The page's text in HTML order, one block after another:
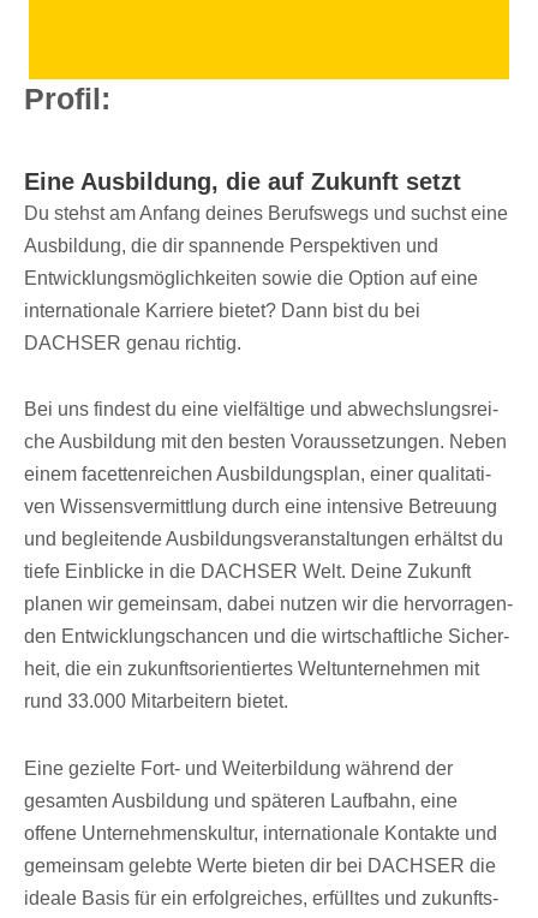
Profil:
Eine Ausbil­dung, die auf Zukunft setzt
Du stehst am Anfang deines Berufs­wegs und suchst eine
Ausbil­dung, die dir span­nende Perspek­ti­ven und
Entwicklungsmöglichkeiten sowie die Option auf eine
inter­na­tio­nale Karriere bietet? Dann bist du bei
DACHSER genau richtig.
Bei uns findest du eine vielfältige und abwechs­lungs­rei­
che Ausbil­dung mit den besten Voraus­set­zun­gen. Neben
einem facet­ten­rei­chen Ausbil­dungs­plan, einer quali­ta­ti­
ven Wissens­ver­mitt­lung durch eine inten­sive Betreu­ung
und beglei­tende Ausbil­dungs­ver­an­stal­tun­gen erhältst du
tiefe Einbli­cke in die DACHSER Welt. Deine Zukunft
planen wir gemein­sam, dabei nutzen wir die hervor­ra­gen­
den Entwick­lungs­chan­cen und die wirt­schaft­li­che Sicher­
heit, die ein zukunfts­ori­en­tier­tes Welt­un­ter­neh­men mit
rund 33.000 Mitar­bei­tern bietet.
Eine gezielte Fort- und Weiter­bil­dung während der
gesam­ten Ausbil­dung und späteren Lauf­bahn, eine
offene Unter­neh­mens­kul­tur, inter­na­tio­nale Kontakte und
gemein­sam gelebte Werte bieten dir bei DACHSER die
ideale Basis für ein erfolg­rei­ches, erfülltes und zukunfts­